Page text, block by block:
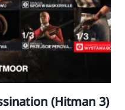
(Hitman 3)